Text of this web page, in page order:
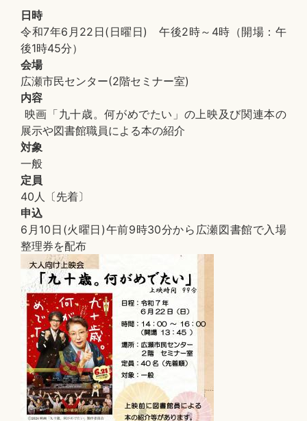
日時
令和7年6月22日(日曜日) 午後2時～4時（開場：午
後1時45分）
会場
広瀬市民センター(2階セミナー室)
内容
映画「九十歳。何がめでたい」の上映及び関連本の
展示や図書館職員による本の紹介
対象
一般
定員
40人〔先着〕
申込
6月10日(火曜日)午前9時30分から広瀬図書館で入場
整理券を配布